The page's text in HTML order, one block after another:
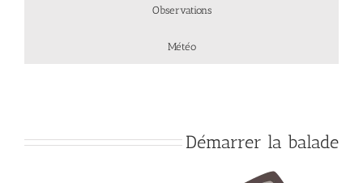
Observations
Météo
Démarrer la balade